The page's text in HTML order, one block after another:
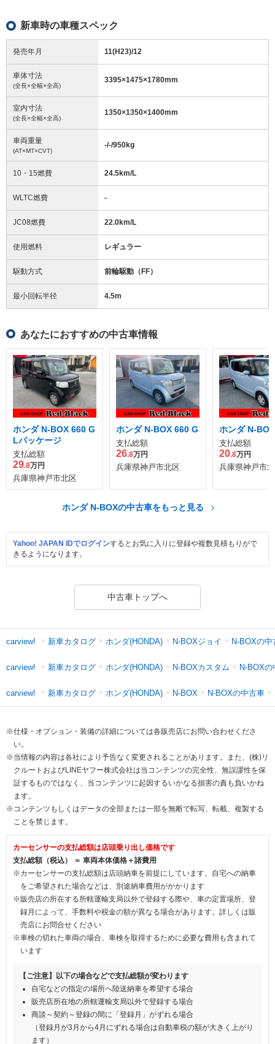
新車時の車種スペック
発売年月 11(H23)/12
車体寸法
(全長×全幅×全高)
3395×1475×1780mm
室内寸法
(全長×全幅×全高)
1350×1350×1400mm
車両重量
(AT×MT×CVT)
-/-/950kg
10・15燃費 24.5km/L
WLTC燃費 -
JC08燃費 22.0km/L
使用燃料 レギュラー
駆動方式 前輪駆動（FF）
最小回転半径 4.5m
あなたにおすすめの中古車情報
ホンダ N-BOX 660 G
Lパッケージ
支払総額
29.8万円
兵庫県神戸市北区
ホンダ N-BOX 660 G
支払総額
26.8万円
兵庫県神戸市北区
ホンダ N-
支払総額
20.8万円
兵庫県神戸市
ホンダ N-BOXの中古車をもっと見る
Yahoo! JAPAN IDでログインするとお気に入りに登録や複数見積もりがで
きるようになります。
中古車トップへ
carview! 新車カタログ ホンダ(HONDA) N-BOXジョイ N-BOXの中
carview! 新車カタログ ホンダ(HONDA) N-BOXカスタム N-BOXの
carview! 新車カタログ ホンダ(HONDA) N-BOX N-BOXの中古車
※仕様・オプション・装備の詳細については各販売店にお問い合わせくださ
い。
※当情報の内容は各社により予告なく変更されることがあります。また、(株)リ
クルートおよびLINEヤフー株式会社は当コンテンツの完全性、無誤謬性を保
証するものではなく、当コンテンツに起因するいかなる損害の責も負いかね
ます。
※コンテンツもしくはデータの全部または一部を無断で転写、転載、複製する
ことを禁じます。
カーセンサーの支払総額は店頭乗り出し価格です
支払総額（税込） ＝ 車両本体価格＋諸費用
※カーセンサーの支払総額は店頭納車を前提にしています。自宅への納車
をご希望された場合などは、別途納車費用がかかります
※販売店の所在する所轄運輸支局以外で登録する際や、車の定置場所、登
録月によって、手数料や税金の額が異なる場合があります。詳しくは販
売店にお問合せください
※車検の切れた車両の場合、車検を取得するために必要な費用も含まれて
います
【ご注意】以下の場合などで支払総額が変わります
自宅などの指定の場所へ陸送納車を希望する場合
販売店所在地の所轄運輸支局以外で登録する場合
商談～契約～登録の間に「登録月」がずれる場合
（登録月が3月から4月にずれる場合は自動車税の額が大きく上がり
ます）